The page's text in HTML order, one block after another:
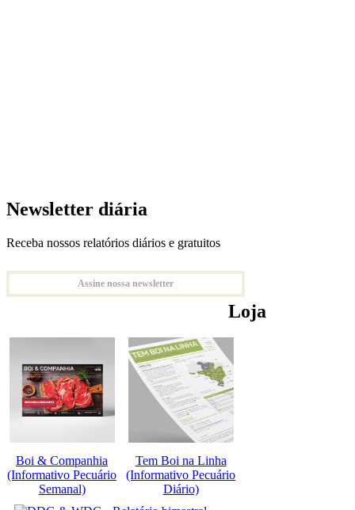
Newsletter diária
Receba nossos relatórios diários e gratuitos
Assine nossa newsletter
Loja
Boi & Companhia
(Informativo Pecuário
Semanal)
Tem Boi na Linha
(Informativo Pecuário
Diário)